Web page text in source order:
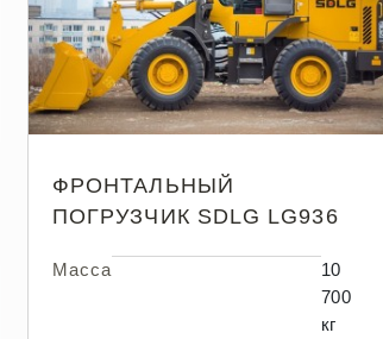
ФРОНТАЛЬНЫЙ
ПОГРУЗЧИК SDLG LG936
Масса
10
700
кг